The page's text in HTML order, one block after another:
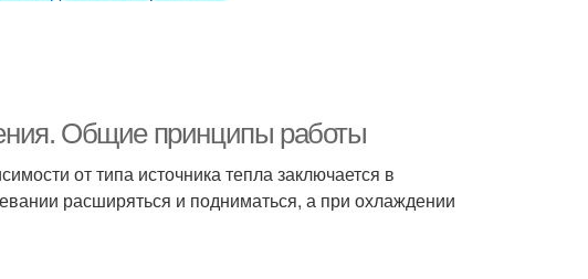
Общие принципы работы
от типа источника тепла заключается в
расширяться и подниматься, а при охлаждении